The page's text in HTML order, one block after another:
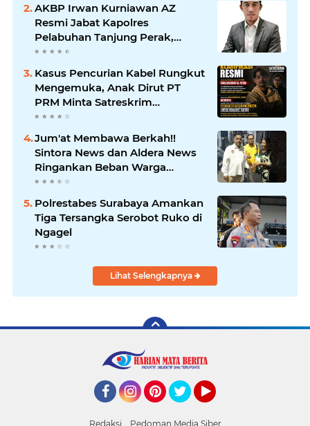
Jawab
AKBP Irwan Kurniawan AZ
Resmi Jabat Kapolres
Pelabuhan Tanjung Perak,
Pimpinan Redaksi
Sampaikan Ucapan Selamat
Kasus Pencurian Kabel Rungkut
Mengemuka, Anak Dirut PT
PRM Minta Satreskrim
Polrestabes Surabaya Usut
Jum'at Membawa Berkah!!
Sintora News dan Aldera News
Ringankan Beban Warga
Bangkitkan Pelaku UMKM
Polrestabes Surabaya Amankan
Tiga Tersangka Serobot Ruko di
Ngagel
Lihat Selengkapnya
Redaksi Pedoman Media Siber